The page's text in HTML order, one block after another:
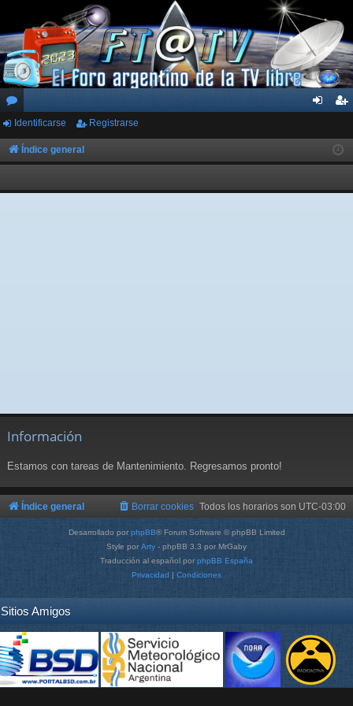
or
os
ar
ist
rs
Identificarse Registrarse
Índice general
Información
Estamos con tareas de Mantenimiento. Regresamos pronto!
Índice general Todos los horarios son UTC-03:00
Borrar cookies
Desarrollado por phpBB® Forum Software © phpBB Limited
Style por Arty - phpBB 3.3 por MrGaby
Traducción al español por phpBB España
Privacidad | Condiciones
Sitios Amigos